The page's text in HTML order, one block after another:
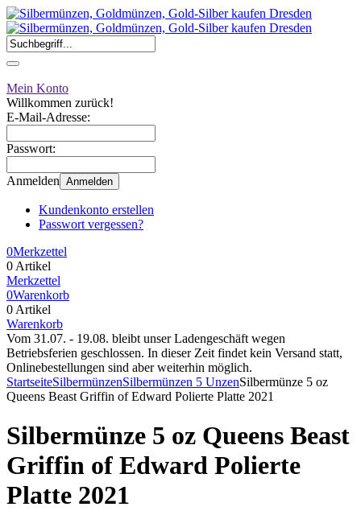
Mein Konto
Willkommen zurück!
E-Mail-Adresse:
Passwort:
Anmelden Anmelden
Kundenkonto erstellen
Passwort vergessen?
0Merkzettel
0 Artikel
Merkzettel
0Warenkorb
0 Artikel
Warenkorb
Vom 31.07. - 19.08. bleibt unser Ladengeschäft wegen
Betriebsferien geschlossen. In dieser Zeit findet kein Versand statt,
Onlinebestellungen sind aber weiterhin möglich.
StartseiteSilbermünzenSilbermünzen 5 UnzenSilbermünze 5 oz
Queens Beast Griffin of Edward Polierte Platte 2021
Silbermünze 5 oz Queens Beast
Griffin of Edward Polierte
Platte 2021